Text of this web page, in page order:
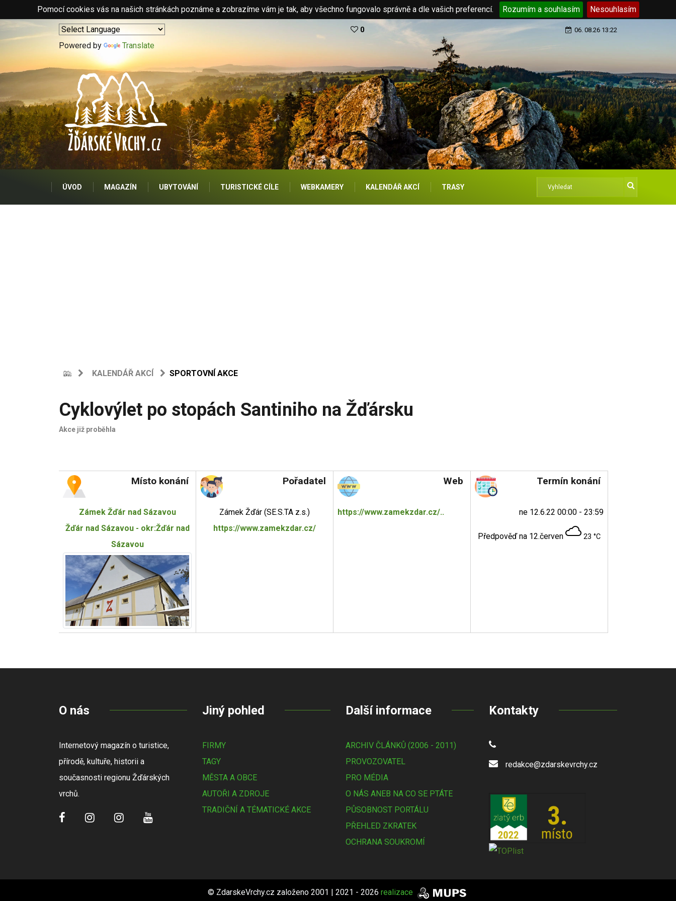
Pomocí cookies vás na našich stránkách poznáme a zobrazíme vám je tak, aby všechno fungovalo správně a dle vašich preferencí. Rozumím a souhlasím Nesouhlasím
Powered by Translate
0 06. 08.26 13:22
ÚVOD MAGAZÍN UBYTOVÁNÍ TURISTICKÉ CÍLE WEBKAMERY KALENDÁŘ AKCÍ TRASY
KALENDÁŘ AKCÍ SPORTOVNÍ AKCE
Cyklovýlet po stopách Santiniho na Žďársku
Akce již proběhla
Místo konání
Zámek Žďár nad Sázavou
Žďár nad Sázavou - okr:Žďár nad
Sázavou
Pořadatel
Zámek Žďár (SE.S.TA z.s.)
https://www.zamekzdar.cz/
Web
https://www.zamekzdar.cz/..
Termín konání
ne 12.6.22 00:00 - 23:59
Předpověď na 12.červen 23 °C
O nás
Internetový magazín o turistice,
přírodě, kultuře, historii a
současnosti regionu Žďárských
vrchů.
Jiný pohled
FIRMY
TAGY
MĚSTA A OBCE
AUTOŘI A ZDROJE
TRADIČNÍ A TÉMATICKÉ AKCE
Další informace
ARCHIV ČLÁNKŮ (2006 - 2011)
PROVOZOVATEL
PRO MÉDIA
O NÁS ANEB NA CO SE PTÁTE
PŮSOBNOST PORTÁLU
PŘEHLED ZKRATEK
OCHRANA SOUKROMÍ
Kontakty
redakce@zdarskevrchy.cz
© ZdarskeVrchy.cz založeno 2001 | 2021 - 2026 realizace